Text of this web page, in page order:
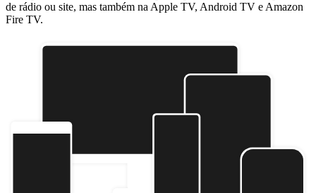
de rádio ou site, mas também na Apple TV, Android TV e Amazon
Fire TV.